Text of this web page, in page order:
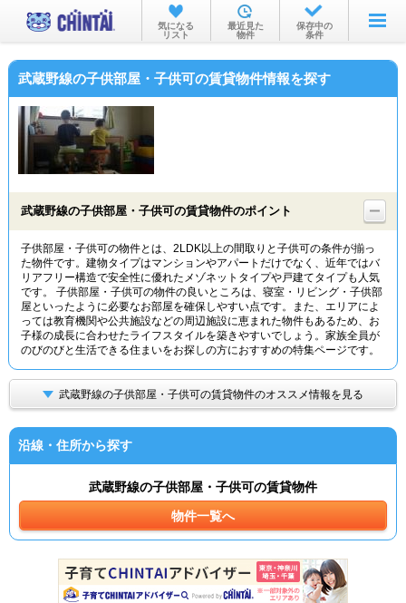
お部屋を探す
沿線・駅から
物件特集から
TOP
気になる
リスト
最近見た
物件
保存中の
条件
武蔵野線の子供部屋・子供可の賃貸物件情報を探す
武蔵野線の子供部屋・子供可の賃貸物件のポイント
子供部屋・子供可の物件とは、2LDK以上の間取りと子供可の条件が揃っ
た物件です。建物タイプはマンションやアパートだけでなく、近年ではバ
リアフリー構造で安全性に優れたメゾネットタイプや戸建てタイプも人気
です。 子供部屋・子供可の物件の良いところは、寝室・リビング・子供部
屋といったように必要なお部屋を確保しやすい点です。また、エリアによ
っては教育機関や公共施設などの周辺施設に恵まれた物件もあるため、お
子様の成長に合わせたライフスタイルを築きやすいでしょう。家族全員が
のびのびと生活できる住まいをお探しの方におすすめの特集ページです。
武蔵野線の子供部屋・子供可の賃貸物件のオススメ情報を見る
沿線・住所から探す
武蔵野線の子供部屋・子供可の賃貸物件
物件一覧へ